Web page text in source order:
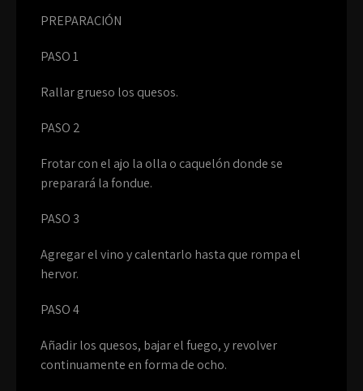
PREPARACIÓN
PASO 1
Rallar grueso los quesos.
PASO 2
Frotar con el ajo la olla o caquelón donde se
preparará la fondue.
PASO 3
Agregar el vino y calentarlo hasta que rompa el
hervor.
PASO 4
Añadir los quesos, bajar el fuego, y revolver
continuamente en forma de ocho.